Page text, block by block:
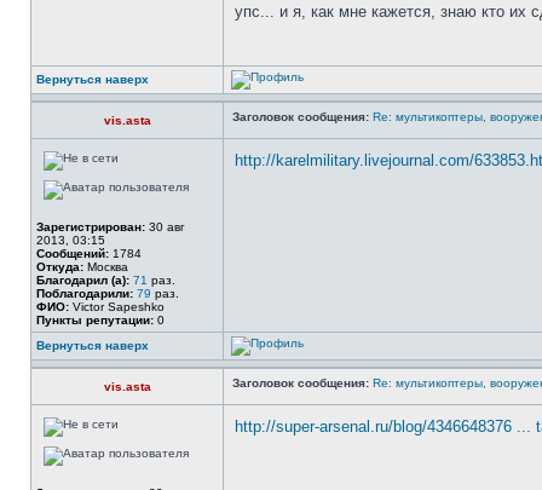
упс... и я, как мне кажется, знаю кто их
Вернуться наверх
vis.asta Заголовок сообщения: Re: мультикоптеры,
Зарегистрирован: 30 авг
2013, 03:15
Сообщений: 1784
Откуда: Москва
Благодарил (а): 71 раз.
Поблагодарили: 79 раз.
ФИО: Victor Sapeshko
Пункты репутации: 0
http://karelmilitary.livejournal.com/
Вернуться наверх
vis.asta Заголовок сообщения: Re: мультикоптеры,
http://super-arsenal.ru/blog/4346648376 ...